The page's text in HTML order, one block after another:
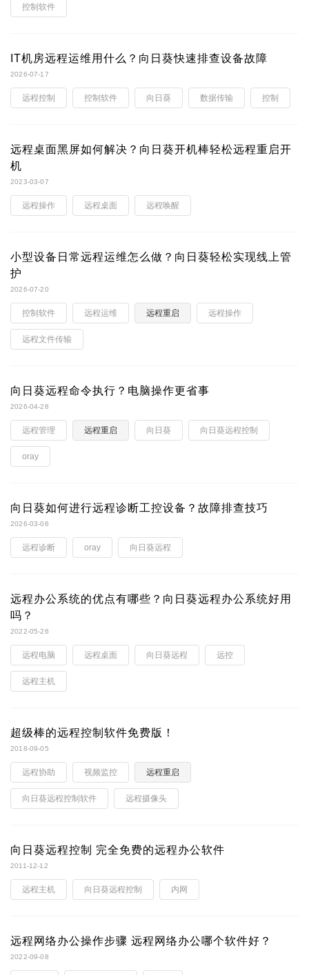
控制软件
IT机房远程运维用什么？向日葵快速排查设备故障
2026-07-17
远程控制 控制软件 向日葵 数据传输 控制
远程桌面黑屏如何解决？向日葵开机棒轻松远程重启开
机
2023-03-07
远程操作 远程桌面 远程唤醒
小型设备日常远程运维怎么做？向日葵轻松实现线上管
护
2026-07-20
控制软件 远程运维 远程重启 远程操作
远程文件传输
向日葵远程命令执行？电脑操作更省事
2026-04-28
远程管理 远程重启 向日葵 向日葵远程控制
oray
向日葵如何进行远程诊断工控设备？故障排查技巧
2026-03-06
远程诊断 oray 向日葵远程
远程办公系统的优点有哪些？向日葵远程办公系统好用
吗？
2022-05-26
远程电脑 远程桌面 向日葵远程 远控
远程主机
超级棒的远程控制软件免费版！
2018-09-05
远程协助 视频监控 远程重启
向日葵远程控制软件 远程摄像头
向日葵远程控制 完全免费的远程办公软件
2011-12-12
远程主机 向日葵远程控制 内网
远程网络办公操作步骤 远程网络办公哪个软件好？
2022-09-08